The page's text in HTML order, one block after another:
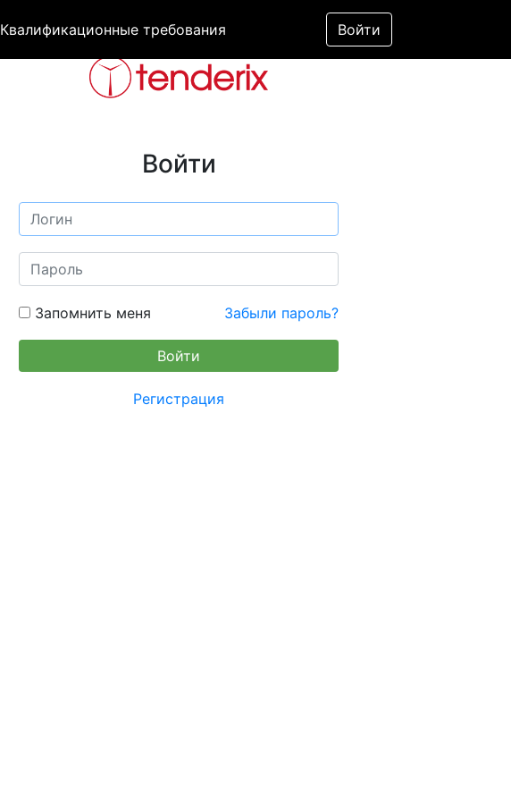
Квалификационные требования Войти
Войти
Запомнить меня Забыли пароль?
Регистрация